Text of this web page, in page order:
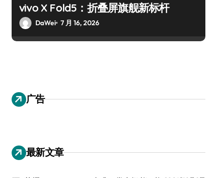
vivo X Fold5：折叠屏旗舰新标杆
DaWei 7 月 16, 2026
广告
最新文章